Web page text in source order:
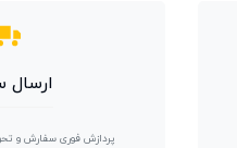
ارسال
پردازش فوری سفارش و